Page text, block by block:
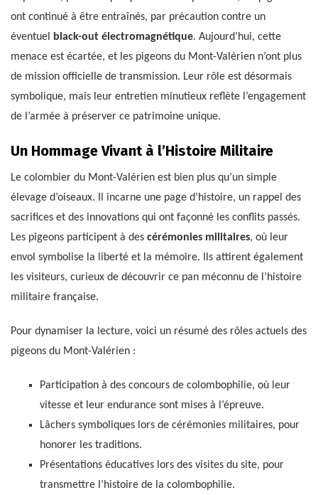
ont continué à être entraînés, par précaution contre un
éventuel
black-out électromagnétique. Aujourd’hui, cette
menace est écartée, et les pigeons du Mont-Valérien n’ont plus
de mission officielle de transmission. Leur rôle est désormais
symbolique, mais leur entretien minutieux reflète l’engagement
de l’armée à préserver ce patrimoine unique.
Un Hommage Vivant à l’Histoire Militaire
Le colombier du Mont-Valérien est bien plus qu’un simple
élevage d’oiseaux. Il incarne une page d’histoire, un rappel des
sacrifices et des innovations qui ont façonné les conflits passés.
Les pigeons participent à des cérémonies militaires, où leur
envol symbolise la liberté et la mémoire. Ils attirent également
les visiteurs, curieux de découvrir ce pan méconnu de l’histoire
militaire française.
Pour dynamiser la lecture, voici un résumé des rôles actuels des
pigeons du Mont-Valérien :
Participation à des concours de colombophilie, où leur
vitesse et leur endurance sont mises à l’épreuve.
Lâchers symboliques lors de cérémonies militaires, pour
honorer les traditions.
Présentations éducatives lors des visites du site, pour
transmettre l’histoire de la colombophilie.